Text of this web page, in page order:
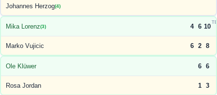
Johannes Herzog(4)
Mika Lorenz(3) 4 6 10
Marko Vujicic 6 2 8
Ole Klüwer 6 6
Rosa Jordan 1 3